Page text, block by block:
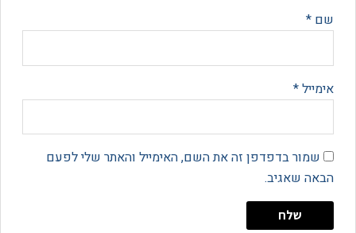
בדפדפן זה את השם, האימייל והאתר שלי לפעם
שאגיב.